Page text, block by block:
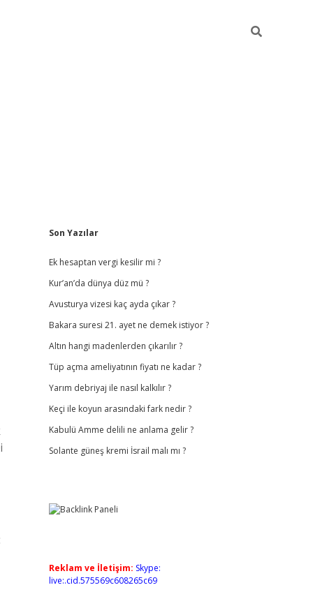
Sidebar
Son Yazılar
Ek hesaptan vergi kesilir mi ?
Kur’an’da dünya düz mü ?
Avusturya vizesi kaç ayda çıkar ?
Bakara suresi 21. ayet ne demek istiyor ?
Altın hangi madenlerden çıkarılır ?
Tüp açma ameliyatının fiyatı ne kadar ?
Yarım debriyaj ile nasıl kalkılır ?
Keçi ile koyun arasındaki fark nedir ?
Kabulü Amme delili ne anlama gelir ?
Solante güneş kremi İsrail malı mı ?
Reklam ve İletişim: Skype:
live:.cid.575569c608265c69